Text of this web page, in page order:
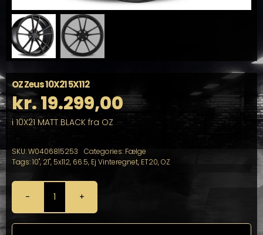
OZ Zeus 10X21 5X112
kr.19.299,00
i 10X21 MATT BLACK fra OZ
SKU:W0406815253 Categories: Fælge
Tags:10", 21", 5x112, 66.5, Ej Vinteregnet, ET20,OZ
OZ
Zeus
10X21